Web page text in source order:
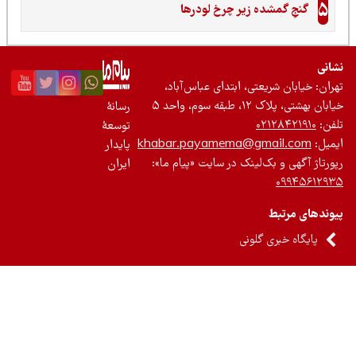
گنجِ گمشده زیر چرخ لودرها
خیابان شریعتی، ابتدای عباس‌آباد،
بهشتی، پلاک ۱۲، طبقه سوم، واحد ۵
۰۲۱۲۸۴۲۱۹۱۰
khabar.payamema@gmail.com
آگهی و بک‌لینک در سایت «پیام ما»:
مرتبط
پایگاه خبری گلونی
رسانۀ
توسعۀ
پایدار
ایران